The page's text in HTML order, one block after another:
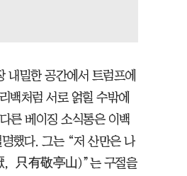
내밀한 공간에서 트럼프에
백처럼 서로 얽힐 수밖에
른 베이징 소식통은 이백
했다. 그는 “저 산만은 나
，只有敬亭山)”는 구절을